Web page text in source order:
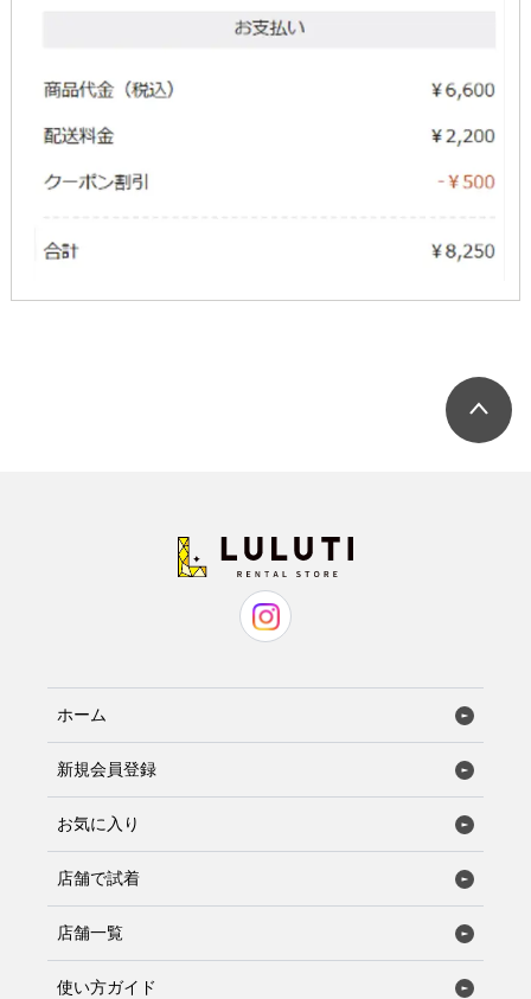
ホーム
新規会員登録
お気に入り
店舗で試着
店舗一覧
使い方ガイド